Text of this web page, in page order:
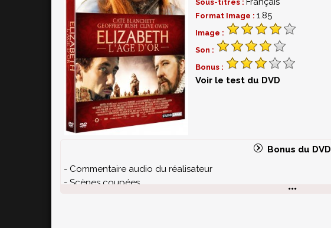
Sous-titres :
Format Image :1.85
Image :
Son :
Bonus :
Voir le test du DVD
Bonus du DVD
- Commentaire audio du réalisateur
- Scènes coupées